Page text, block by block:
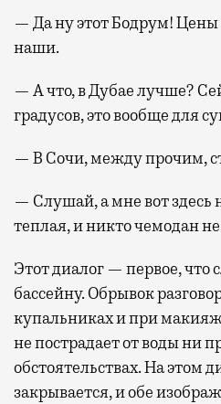
— Да ну этот Бодрум! Цены
наши.
— А что, в Дубае лучше?
градусов, это вообще для
— В Сочи, между прочим,
— Слушай, а мне вот здесь
теплая, и никто чемодан
Этот диалог — первое, что
бассейну. Обрывок
купальниках и при
не пострадает от воды ни
обстоятельствах. На этом
закрывается, и обе